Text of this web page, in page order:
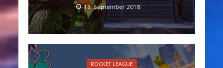
13. September 2018
ROCKET LEAGUE